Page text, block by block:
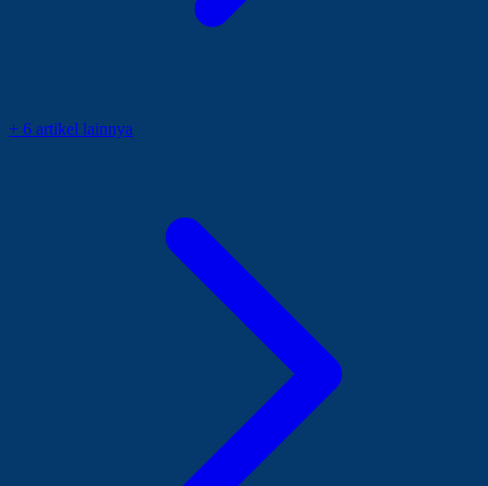
+ 6 artikel lainnya